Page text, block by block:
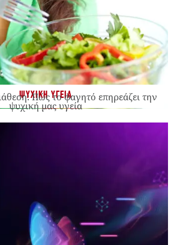
ΨΥΧΙΚΗ ΥΓΕΙΑ
Πώς το φαγητό επηρεάζει την
ψυχική μας υγεία